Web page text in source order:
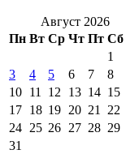
Август 2026
Пн Вт Ср Чт Пт Сб
1
3
4 5 6 7 8
10 11 12 13 14 15
17 18 19 20 21 22
24 25 26 27 28 29
31